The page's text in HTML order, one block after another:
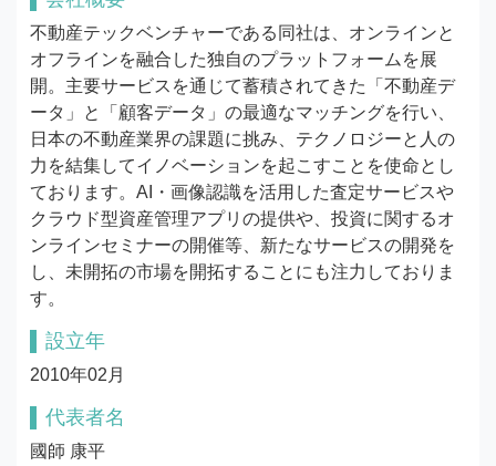
不動産テックベンチャーである同社は、オンラインと
オフラインを融合した独自のプラットフォームを展
開。主要サービスを通じて蓄積されてきた「不動産デ
ータ」と「顧客データ」の最適なマッチングを行い、
日本の不動産業界の課題に挑み、テクノロジーと人の
力を結集してイノベーションを起こすことを使命とし
ております。AI・画像認識を活用した査定サービスや
クラウド型資産管理アプリの提供や、投資に関するオ
ンラインセミナーの開催等、新たなサービスの開発を
し、未開拓の市場を開拓することにも注力しておりま
す。
設立年
2010年02月
代表者名
國師 康平